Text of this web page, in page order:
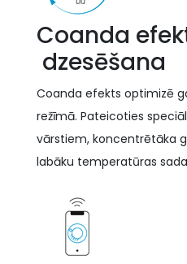
Coanda
dzesēšana
Coanda efekts optimizē
režīmā. Pateicoties
vārstiem, koncentrētāka
labāku temperatūras